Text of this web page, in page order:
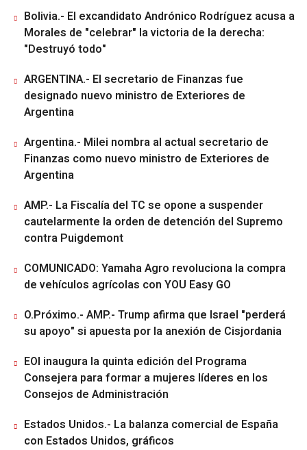
Bolivia.- El excandidato Andrónico Rodríguez acusa a
Morales de "celebrar" la victoria de la derecha:
"Destruyó todo"
ARGENTINA.- El secretario de Finanzas fue
designado nuevo ministro de Exteriores de
Argentina
Argentina.- Milei nombra al actual secretario de
Finanzas como nuevo ministro de Exteriores de
Argentina
AMP.- La Fiscalía del TC se opone a suspender
cautelarmente la orden de detención del Supremo
contra Puigdemont
COMUNICADO: Yamaha Agro revoluciona la compra
de vehículos agrícolas con YOU Easy GO
O.Próximo.- AMP.- Trump afirma que Israel "perderá
su apoyo" si apuesta por la anexión de Cisjordania
EOI inaugura la quinta edición del Programa
Consejera para formar a mujeres líderes en los
Consejos de Administración
Estados Unidos.- La balanza comercial de España
con Estados Unidos, gráficos